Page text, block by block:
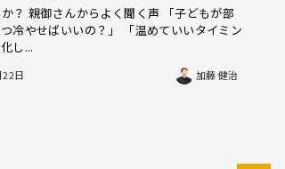
？ 親御さんからよく聞く声 「子どもが部
冷やせばいいの？」 「温めていいタイミン
し...
日 加藤 健治